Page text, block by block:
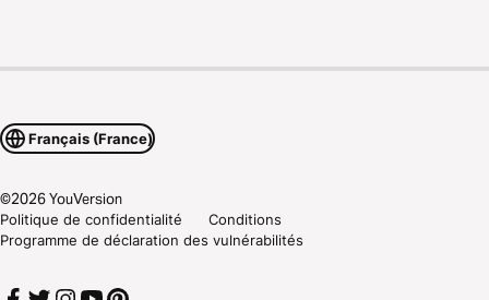
Français (France)
©2026YouVersion
Politique de confidentialité
Conditions
Programme de déclaration des vulnérabilités